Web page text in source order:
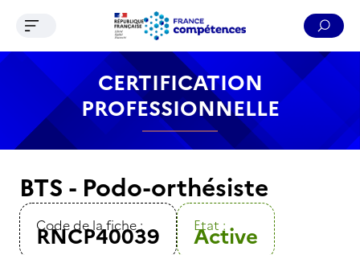
Contenu Recherche Menu Pied de page
Ouvrir le menu de navigation
CERTIFICATION
PROFESSIONNELLE
BTS - Podo-orthésiste
Code de la fiche :
RNCP40039 Etat :
Active